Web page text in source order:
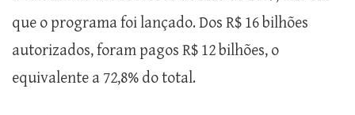
que o programa foi lançado. Dos R$ 16 bilhões
autorizados, foram pagos R$ 12 bilhões, o
equivalente a 72,8% do total.